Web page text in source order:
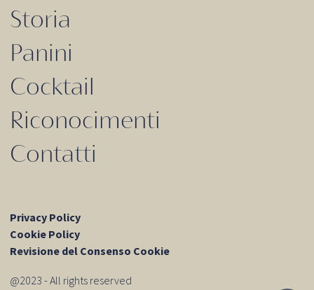
Storia
Panini
Cocktail
Riconocimenti
Contatti
Privacy Policy
Cookie Policy
Revisione del Consenso Cookie
@2023 - All rights reserved